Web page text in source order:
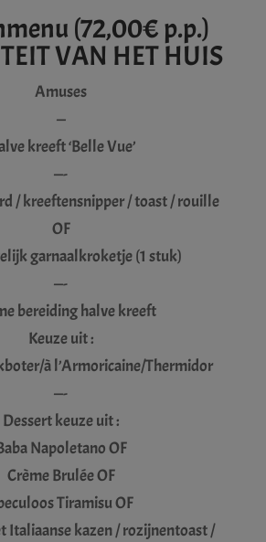
(72,00€ p.p.)
VAN HET HUIS
Amuses
—
kreeft ‘Belle Vue’
—-
/ kreeftensnipper / toast / rouille
OF
garnaalkroketje (1 stuk)
—-
bereiding halve kreeft
Keuze uit :
à l’Armoricaine/Thermidor
—-
Dessert keuze uit :
Napoletano OF
Crème Brulée OF
Tiramisu OF
Italiaanse kazen / rozijnentoast /